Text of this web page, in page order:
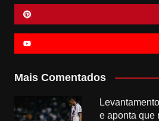
Mais Comentados
e aponta que